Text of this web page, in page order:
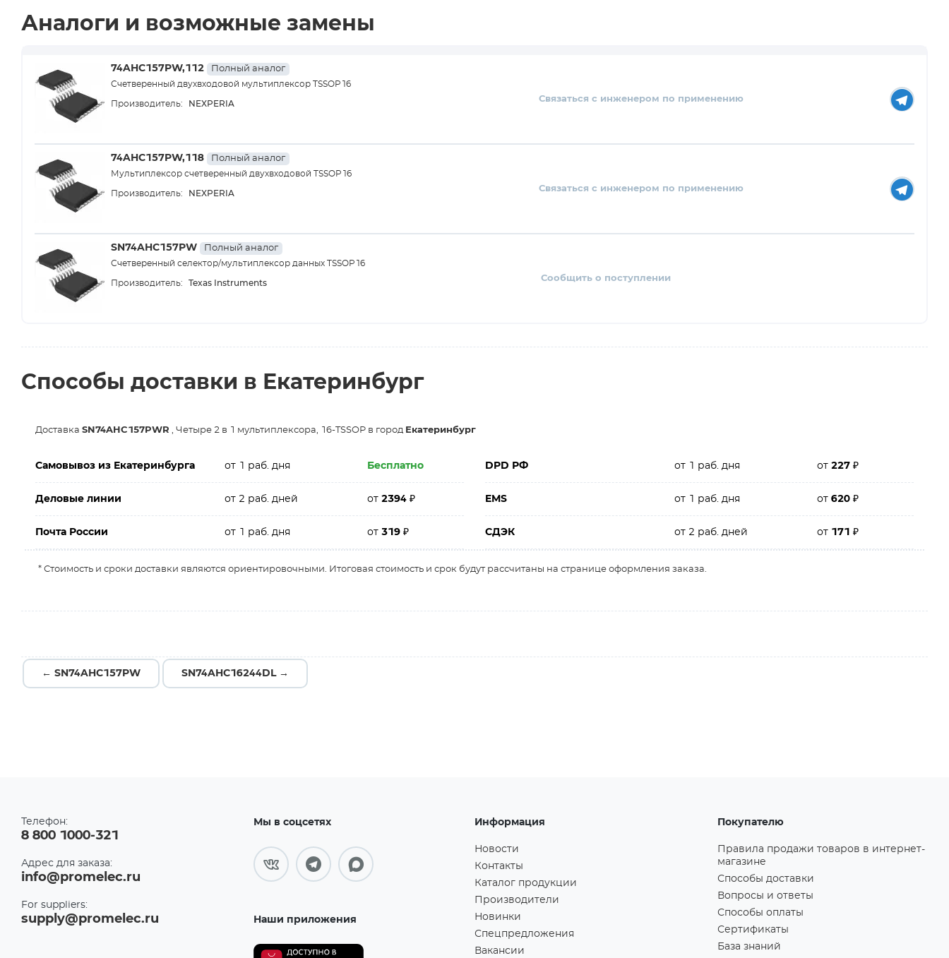
Аналоги и возможные замены
74AHC157PW,112 Полный аналог
Счетверенный двухвходовой мультиплексор TSSOP16
Производитель: NEXPERIA Связаться с инженером по применению
74AHC157PW,118 Полный аналог
Мультиплексор счетверенный двухвходовой TSSOP16
Производитель: NEXPERIA Связаться с инженером по применению
SN74AHC157PW Полный аналог
Счетверенный селектор/мультиплексор данных TSSOP16
Производитель: Texas Instruments Сообщить о поступлении
Способы доставки в Екатеринбург
Доставка SN74AHC157PWR , Четыре 2 в 1 мультиплексора, 16-TSSOP в город Екатеринбург
Самовывоз из Екатеринбурга от 1 раб. дня Бесплатно DPD РФ от 1 раб. дня от227₽
Деловые линии от 2 раб. дней от2394₽ EMS от 1 раб. дня от620₽
Почта России от 1 раб. дня от319₽ СДЭК от 2 раб. дней от 171₽
* Стоимость и сроки доставки являются ориентировочными. Итоговая стоимость и срок будут рассчитаны на странице оформления заказа.
← SN74AHC157PW SN74AHC16244DL →
Телефон:
8 800 1000-321
Адрес для заказа:
info@promelec.ru
For suppliers:
supply@promelec.ru
Мы в соцсетях
Наши приложения
Информация
Новости
Контакты
Каталог продукции
Производители
Новинки
Спецпредложения
Вакансии
Покупателю
Правила продажи товаров в интернет-
магазине
Способы доставки
Вопросы и ответы
Способы оплаты
Сертификаты
База знаний